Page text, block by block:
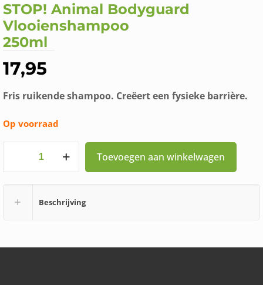
STOP! Animal Bodyguard
Vlooienshampoo
250ml
17,95
Fris ruikende shampoo. Creëert een fysieke barrière.
Op voorraad
Bodyguard
Vlooienshampoo
aantal
Toevoegen aan winkelwagen
Beschrijving